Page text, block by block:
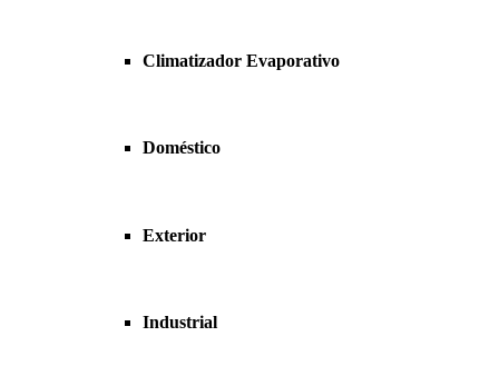
Climatizador Evaporativo
Doméstico
Exterior
Industrial